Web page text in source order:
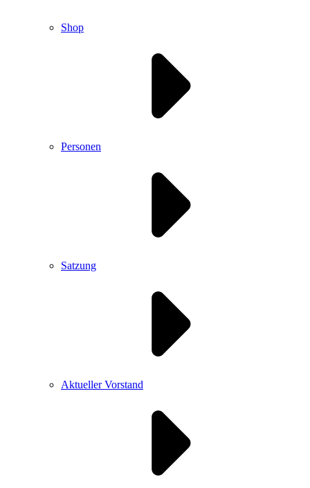
Shop
Personen
Satzung
Aktueller Vorstand